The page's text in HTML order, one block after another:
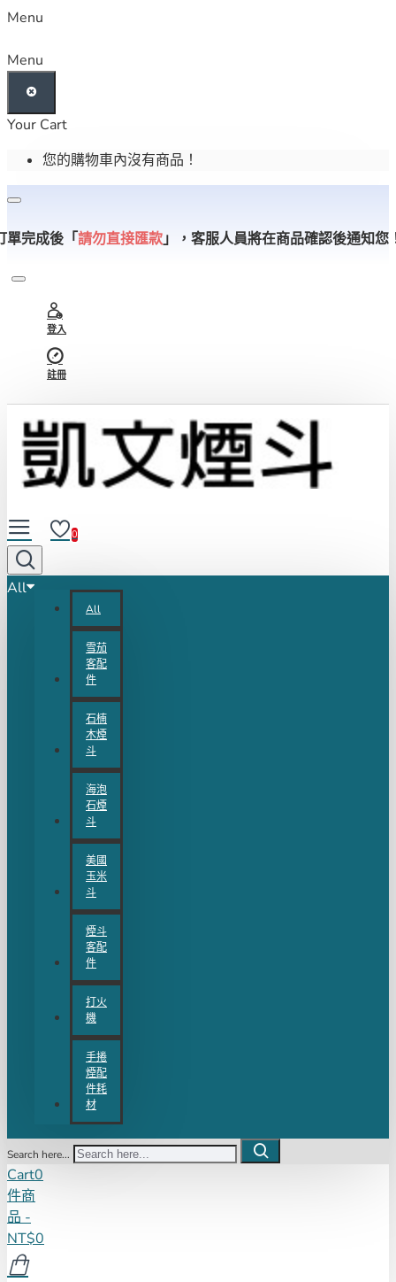
Menu
Menu
Your Cart
您的購物車內沒有商品！
單完成後「請勿直接匯款 」， 客服人員將在商品確認後通知您
登入
註冊
0
All
All
雪茄
客配
件
石楠
木煙
斗
海泡
石煙
斗
美國
玉米
斗
煙斗
客配
件
打火
機
手捲
煙配
件耗
材
Search here...
Cart0
件商
品 -
NT$0